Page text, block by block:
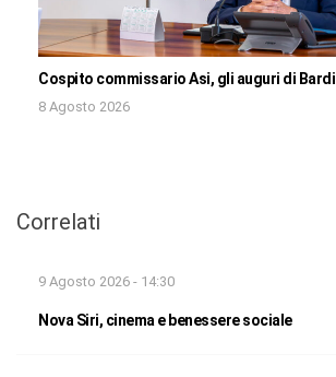
Cospito commissario Asi, gli auguri di Bardi
8 Agosto 2026
Correlati
9 Agosto 2026 - 14:30
Nova Siri, cinema e benessere sociale